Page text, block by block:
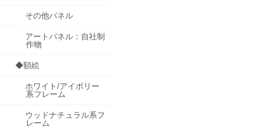
その他パネル
アートパネル：自社制
作物
◆額絵
ホワイト/アイボリー
系フレーム
ウッドナチュラル系フ
レーム